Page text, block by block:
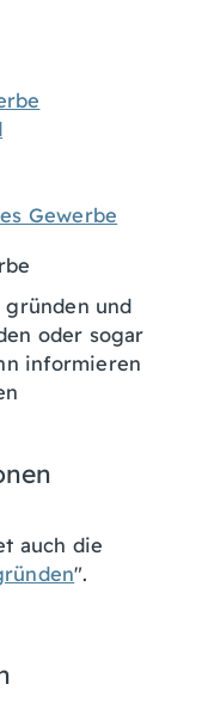
Gewerbe
gründen und
oder sogar
informieren
auch die
".